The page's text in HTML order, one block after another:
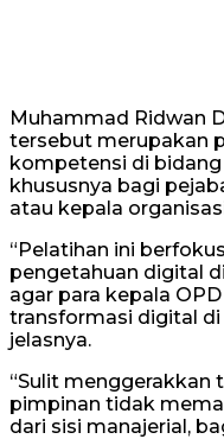
Muhammad Ridwan
tersebut merupakan
kompetensi di
khususnya bagi
atau kepala
“Pelatihan ini
pengetahuan digital
agar para kepala
transformasi digital di
jelasnya.
“Sulit menggerakkan
pimpinan tidak
dari sisi manajerial,